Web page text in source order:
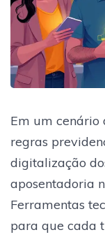
Em um cenário
regras
digitalização
aposentadoria
Ferramentas
para que cada